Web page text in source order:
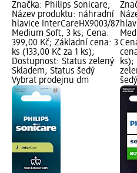
Značka: Philips Sonicare;
Název produktu: náhradní
hlavice InterCareHX9003/87
Medium Soft, 3 ks; Cena:
399,00 Kč; Základní cena: 3
ks (133,00 Kč za 1 ks);
Dostupnost: Status zelený
Skladem, Status šedý
Vybrat prodejnu dm
ks);